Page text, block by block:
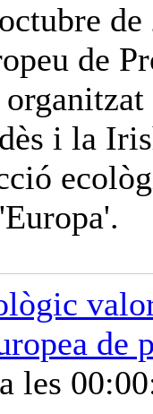
de
i la
de
les